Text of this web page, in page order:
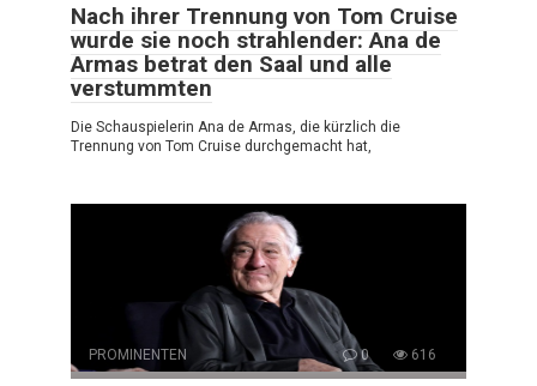
Nach ihrer Trennung von Tom Cruise
wurde sie noch strahlender: Ana de
Armas betrat den Saal und alle
verstummten
Die Schauspielerin Ana de Armas, die kürzlich die
Trennung von Tom Cruise durchgemacht hat,
PROMINENTEN 0 616